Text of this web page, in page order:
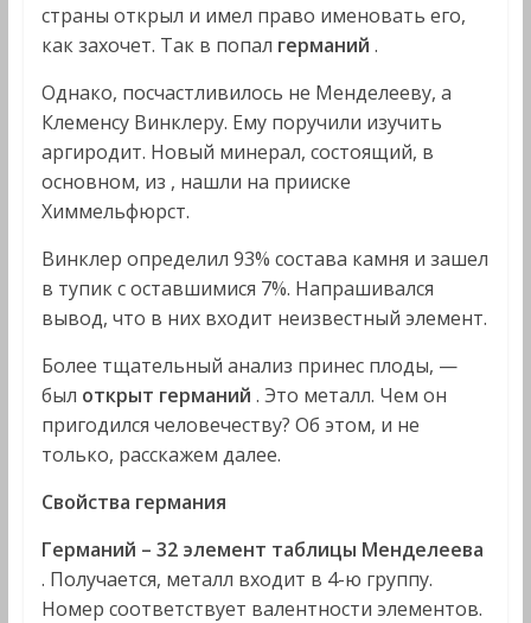
страны открыл и имел право именовать его,
как захочет. Так в попал германий .
Однако, посчастливилось не Менделееву, а
Клеменсу Винклеру. Ему поручили изучить
аргиродит. Новый минерал, состоящий, в
основном, из , нашли на прииске
Химмельфюрст.
Винклер определил 93% состава камня и зашел
в тупик с оставшимися 7%. Напрашивался
вывод, что в них входит неизвестный элемент.
Более тщательный анализ принес плоды, —
был открыт германий . Это металл. Чем он
пригодился человечеству? Об этом, и не
только, расскажем далее.
Свойства германия
Германий – 32 элемент таблицы Менделеева
. Получается, металл входит в 4-ю группу.
Номер соответствует валентности элементов.